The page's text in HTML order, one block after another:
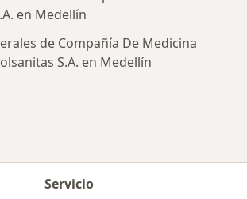
en Medellín
de Compañía De Medicina
S.A. en Medellín
Servicio